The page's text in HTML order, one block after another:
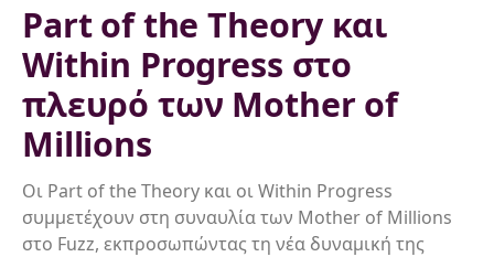
Part of the Theory και
Within Progress στο
πλευρό των Mother of
Millions
Οι Part of the Theory και οι Within Progress
συμμετέχουν στη συναυλία των Mother of Millions
στο Fuzz, εκπροσωπώντας τη νέα δυναμική της